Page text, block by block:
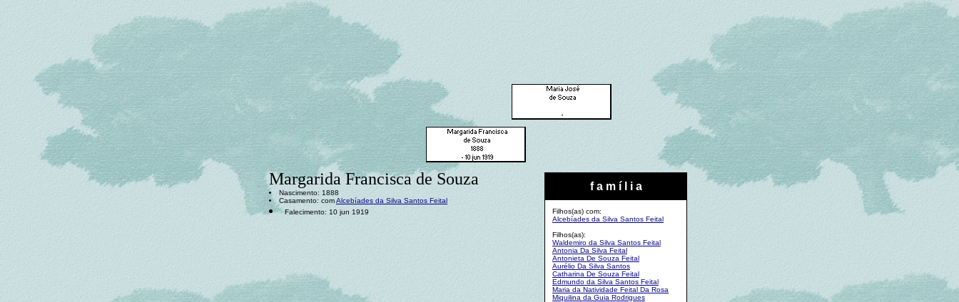
f a m í l i a
Filhos(as) com:
Alcebíades da Silva Santos Feital
Filhos(as):
Waldemiro da Silva Santos Feital
Antonia Da Silva Feital
Antonieta De Souza Feital
Aurélio Da Silva Santos
Catharina De Souza Feital
Edmundo da Silva Santos Feital
Maria da Natividade Feital Da Rosa
Miquilina da Guia Rodrigues
Margarida Francisca de Souza
Nascimento: 1888
Casamento: comAlcebíades da Silva Santos Feital
Falecimento: 10 jun 1919